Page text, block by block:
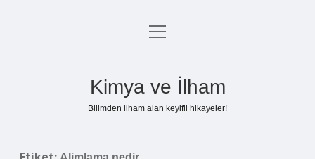
Anasayfa
menüyü
Kimya ve İlham
Bilimden ilham alan keyifli hikayeler!